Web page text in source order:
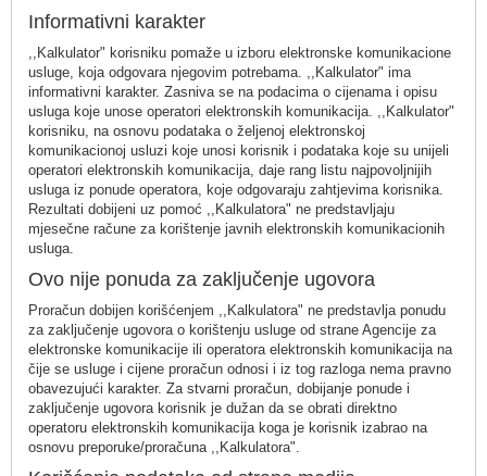
Informativni karakter
,,Kalkulator" korisniku pomaže u izboru elektronske komunikacione
usluge, koja odgovara njegovim potrebama. ,,Kalkulator" ima
informativni karakter. Zasniva se na podacima o cijenama i opisu
usluga koje unose operatori elektronskih komunikacija. ,,Kalkulator"
korisniku, na osnovu podataka o željenoj elektronskoj
komunikacionoj usluzi koje unosi korisnik i podataka koje su unijeli
operatori elektronskih komunikacija, daje rang listu najpovoljnijih
usluga iz ponude operatora, koje odgovaraju zahtjevima korisnika.
Rezultati dobijeni uz pomoć ,,Kalkulatora" ne predstavljaju
mjesečne račune za korištenje javnih elektronskih komunikacionih
usluga.
Ovo nije ponuda za zaključenje ugovora
Proračun dobijen korišćenjem ,,Kalkulatora" ne predstavlja ponudu
za zaključenje ugovora o korištenju usluge od strane Agencije za
elektronske komunikacije ili operatora elektronskih komunikacija na
čije se usluge i cijene proračun odnosi i iz tog razloga nema pravno
obavezujući karakter. Za stvarni proračun, dobijanje ponude i
zaključenje ugovora korisnik je dužan da se obrati direktno
operatoru elektronskih komunikacija koga je korisnik izabrao na
osnovu preporuke/proračuna ,,Kalkulatora".